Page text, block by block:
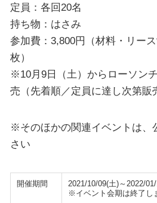
定員：各回20名
持ち物：はさみ
参加費：3,800円（材料・リー
枚）
※10月9日（土）からローソン
売（先着順／定員に達し次第販
※そのほかの関連イベントは、
さい
開催期間
2021/10/09(土)～2022/
※イベント会期は終了し